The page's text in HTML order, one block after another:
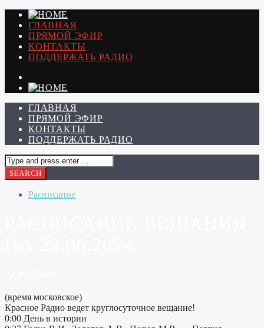
ГЛАВНАЯ
ПРЯМОЙ ЭФИР
КОНТАКТЫ
ПОДДЕРЖАТЬ РАДИО
ГЛАВНАЯ
ПРЯМОЙ ЭФИР
КОНТАКТЫ
ПОДДЕРЖАТЬ РАДИО
Расписание
(время московское)
Красное Радио ведет круглосуточное вещание!
0:00 День в истории